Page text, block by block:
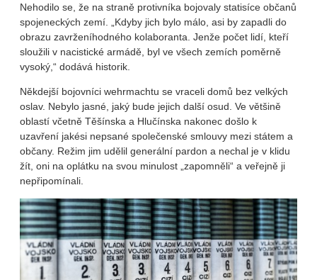
Nehodilo se, že na straně protivníka bojovaly statisíce občanů
spojeneckých zemí. „Kdyby jich bylo málo, asi by zapadli do
obrazu zavrženíhodného kolaboranta. Jenže počet lidí, kteří
sloužili v nacistické armádě, byl ve všech zemích poměrně
vysoký,“ dodává historik.
Někdejší bojovníci wehrmachtu se vraceli domů bez velkých
oslav. Nebylo jasné, jaký bude jejich další osud. Ve většině
oblastí včetně Těšínska a Hlučínska nakonec došlo k
uzavření jakési nepsané společenské smlouvy mezi státem a
občany. Režim jim udělil generální pardon a nechal je v klidu
žít, oni na oplátku na svou minulost „zapomněli“ a veřejně ji
nepřipomínali.